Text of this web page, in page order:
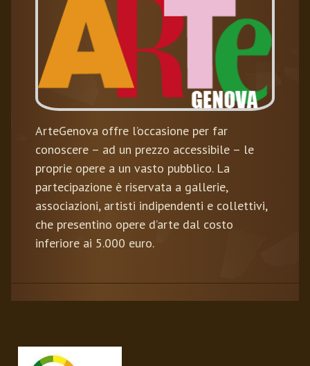
ArteGenova offre l’occasione per far
conoscere – ad un prezzo accessibile – le
proprie opere a un vasto pubblico. La
partecipazione è riservata a gallerie,
associazioni, artisti indipendenti e collettivi,
che presentino opere d’arte dal costo
inferiore ai 5.000 euro.